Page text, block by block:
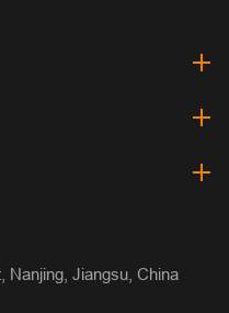
Nanjing, Jiangsu, China